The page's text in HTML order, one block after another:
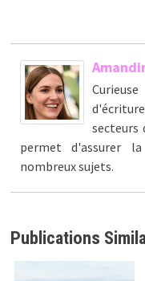
secteurs
permet d'assurer
nombreux sujets.
Publications